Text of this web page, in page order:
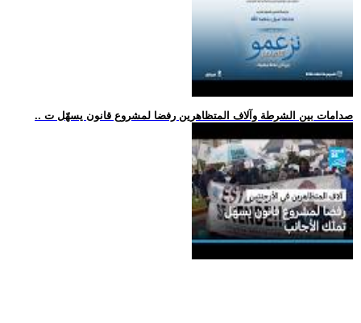
.. صدامات بين الشرطة وآلاف المتظاهرين رفضا لمشروع قانون يسهّل ت